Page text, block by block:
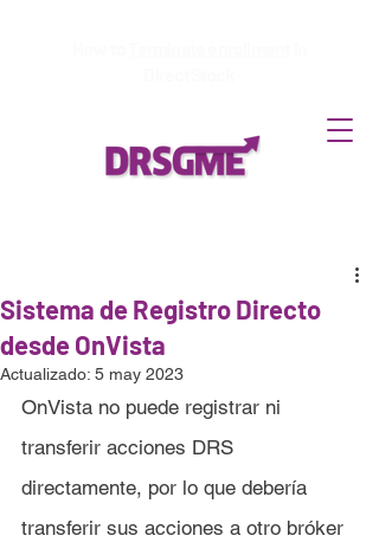
Sistema de Registro Directo
desde OnVista
Actualizado: 5 may 2023
OnVista no puede registrar ni
transferir acciones DRS
directamente, por lo que debería
transferir sus acciones a otro bróker